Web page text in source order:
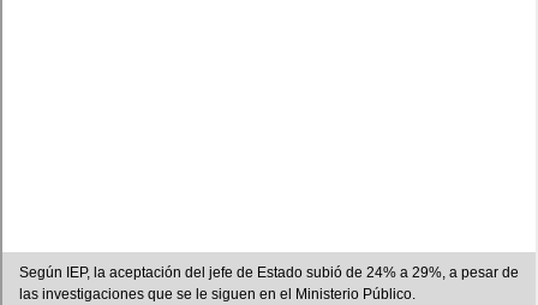
Según IEP, la aceptación del jefe de Estado subió de 24% a 29%, a pesar de
las investigaciones que se le siguen en el Ministerio Público.